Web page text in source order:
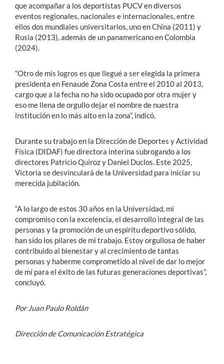
que acompañar a los deportistas PUCV en diversos
eventos regionales, nacionales e internacionales, entre
ellos dos mundiales universitarios, uno en China (2011) y
Rusia (2013), además de un panamericano en Colombia
(2024).
“Otro de mis logros es que llegué a ser elegida la primera
presidenta en Fenaude Zona Costa entre el 2010 al 2013,
cargo que a la fecha no ha sido ocupado por otra mujer y
eso me llena de orgullo dejar el nombre de nuestra
institución en lo más alto en la zona”, indicó.
Durante su trabajo en la Dirección de Deportes y Actividad
Física (DIDAF) fue directora interina subrogando a los
directores Patricio Quiroz y Daniel Duclos. Este 2025,
Victoria se desvinculará de la Universidad para iniciar su
merecida jubilación.
“A lo largo de estos 30 años en la Universidad, mi
compromiso con la excelencia, el desarrollo integral de las
personas y la promoción de un espíritu deportivo sólido,
han sido los pilares de mi trabajo. Estoy orgullosa de haber
contribuido al bienestar y al crecimiento de tantas
personas y haberme comprometido al nivel de dar lo mejor
de mí para el éxito de las futuras generaciones deportivas”,
concluyó.
Por Juan Paulo Roldán
Dirección de Comunicación Estratégica